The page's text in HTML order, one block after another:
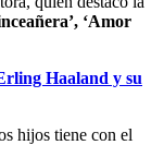
‘Amor
Haaland y su
hijos tiene con el